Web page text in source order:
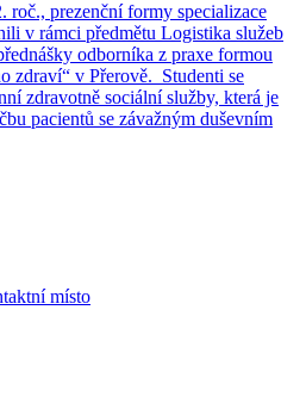
roč., prezenční formy specializace
v rámci předmětu Logistika služeb
odborníka z praxe formou
zdraví“ v Přerově. Studenti se
zdravotně sociální služby, která je
pacientů se závažným duševním
místo